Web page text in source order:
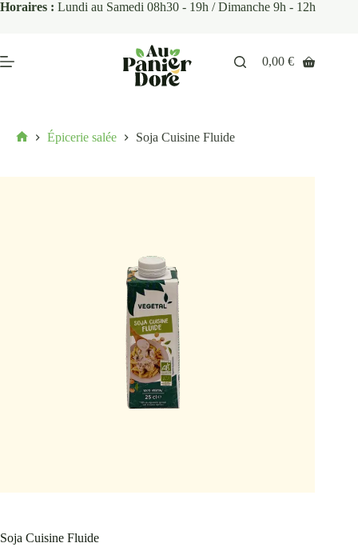
Horaires : Lundi au Samedi 08h30 - 19h / Dimanche 9h - 12h
0,00€
Épicerie salée Soja Cuisine Fluide
Soja Cuisine Fluide